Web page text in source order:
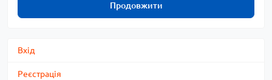
Продовжити
Вхід
Реєстрація